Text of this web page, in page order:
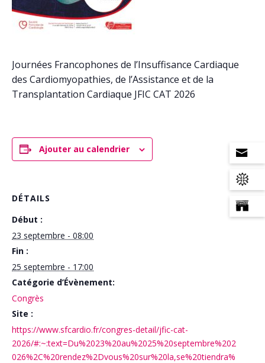
Journées Francophones de l’Insuffisance Cardiaque
des Cardiomyopathies, de l’Assistance et de la
Transplantation Cardiaque JFIC CAT 2026
Ajouter au calendrier
DÉTAILS
Début :
23 septembre - 08:00
Fin :
25 septembre - 17:00
Catégorie d’Évènement:
Congrès
Site :
https://www.sfcardio.fr/congres-detail/jfic-cat-
2026/#:~:text=Du%2023%20au%2025%20septembre%202
026%2C%20rendez%2Dvous%20sur%20la,se%20tiendra%